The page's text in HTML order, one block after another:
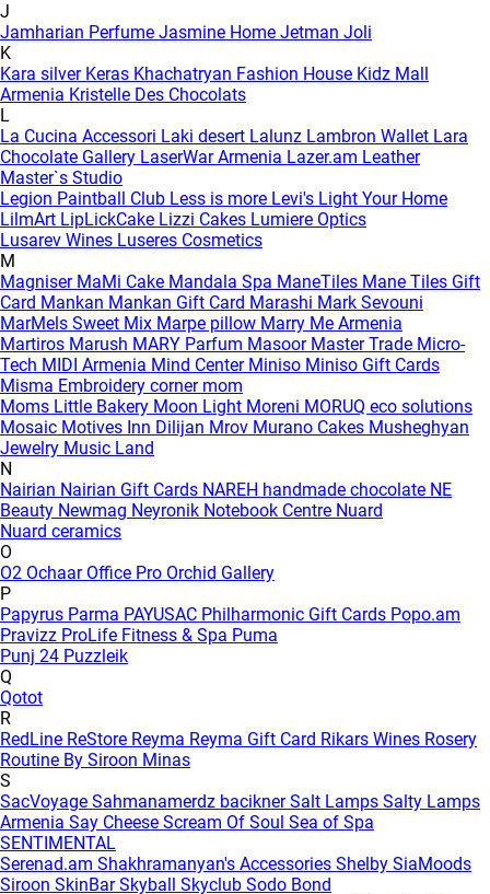
J
Jamharian Perfume Jasmine Home Jetman Joli
K
Kara silver Keras Khachatryan Fashion House Kidz Mall
Armenia Kristelle Des Chocolats
L
La Cucina Accessori Laki desert Lalunz Lambron Wallet Lara
Chocolate Gallery LaserWar Armenia Lazer.am Leather
Master`s Studio
Legion Paintball Club Less is more Levi's Light Your Home
LilmArt LipLickCake Lizzi Cakes Lumiere Optics
Lusarev Wines Luseres Cosmetics
M
Magniser MaMi Cake Mandala Spa ManeTiles Mane Tiles Gift
Card Mankan Mankan Gift Card Marashi Mark Sevouni
MarMels Sweet Mix Marpe pillow Marry Me Armenia
Martiros Marush MARY Parfum Masoor Master Trade Micro-
Tech MIDI Armenia Mind Center Miniso Miniso Gift Cards
Misma Embroidery corner mom
Moms Little Bakery Moon Light Moreni MORUQ eco solutions
Mosaic Motives Inn Dilijan Mrov Murano Cakes Musheghyan
Jewelry Music Land
N
Nairian Nairian Gift Cards NAREH handmade chocolate NE
Beauty Newmag Neyronik Notebook Centre Nuard
Nuard ceramics
O
O2 Ochaar Office Pro Orchid Gallery
P
Papyrus Parma PAYUSAC Philharmonic Gift Cards Popo.am
Pravizz ProLife Fitness & Spa Puma
Punj 24 Puzzleik
Q
Qotot
R
RedLine ReStore Reyma Reyma Gift Card Rikars Wines Rosery
Routine By Siroon Minas
S
SacVoyage Sahmanamerdz baciknerSalt Lamps Salty Lamps
Armenia Say Cheese Scream Of Soul Sea of Spa
SENTIMENTAL
Serenad.am Shakhramanyan's Accessories Shelby SiaMoods
Siroon SkinBarSkyball Skyclub Sodo Bond